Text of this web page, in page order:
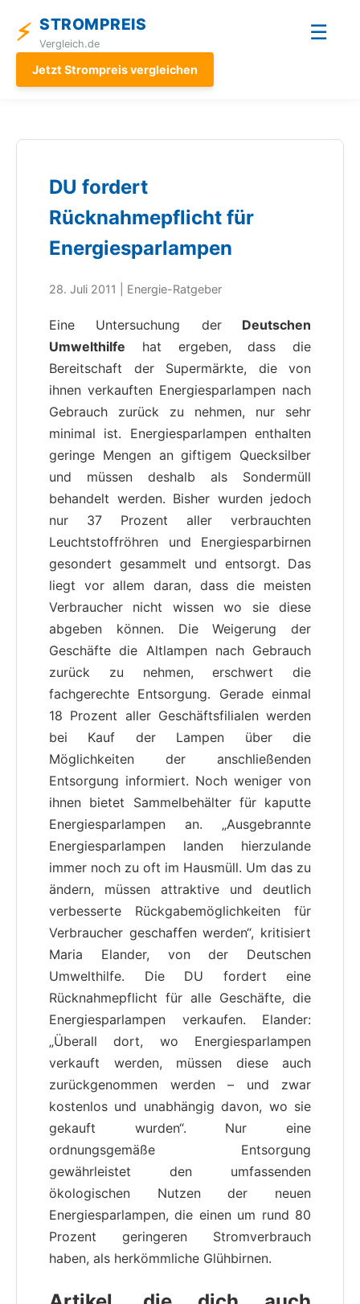
⚡ STROMPREIS
Vergleich.de ☰
Jetzt Strompreis vergleichen
DU fordert
Rücknahmepflicht für
Energiesparlampen
28. Juli 2011 | Energie-Ratgeber
Eine Untersuchung derDeutschen
Umwelthilfe hat ergeben, dass die
Bereitschaft der Supermärkte, die von
ihnen verkauften Energiesparlampen nach
Gebrauch zurück zu nehmen, nur sehr
minimal ist. Energiesparlampen enthalten
geringe Mengen an giftigem Quecksilber
und müssen deshalb als Sondermüll
behandelt werden. Bisher wurden jedoch
nur 37 Prozent aller verbrauchten
Leuchtstoffröhren und Energiesparbirnen
gesondert gesammelt und entsorgt. Das
liegt vor allem daran, dass die meisten
Verbraucher nicht wissen wo sie diese
abgeben können. Die Weigerung der
Geschäfte die Altlampen nach Gebrauch
zurück zu nehmen, erschwert die
fachgerechte Entsorgung. Gerade einmal
18 Prozent aller Geschäftsfilialen werden
bei Kauf der Lampen über die
Möglichkeiten der anschließenden
Entsorgung informiert. Noch weniger von
ihnen bietet Sammelbehälter für kaputte
Energiesparlampen an. „Ausgebrannte
Energiesparlampen landen hierzulande
immer noch zu oft im Hausmüll. Um das zu
ändern, müssen attraktive und deutlich
verbesserte Rückgabemöglichkeiten für
Verbraucher geschaffen werden“, kritisiert
Maria Elander, von der Deutschen
Umwelthilfe. Die DU fordert eine
Rücknahmepflicht für alle Geschäfte, die
Energiesparlampen verkaufen. Elander:
„Überall dort, wo Energiesparlampen
verkauft werden, müssen diese auch
zurückgenommen werden – und zwar
kostenlos und unabhängig davon, wo sie
gekauft wurden“. Nur eine
ordnungsgemäße Entsorgung
gewährleistet den umfassenden
ökologischen Nutzen der neuen
Energiesparlampen, die einen um rund 80
Prozent geringeren Stromverbrauch
haben, als herkömmliche Glühbirnen.